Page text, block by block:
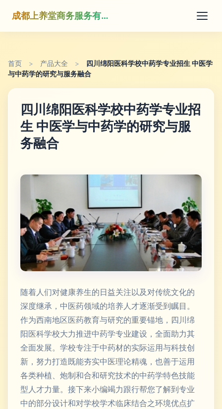
成都上养堂商务服务有限公司
首页 > 产品大全 >
四川绵阳医科学校中药学专业招生 中医学
与中药学的研究与服务融合
四川绵阳医科学校中药学专业招
生 中医学与中药学的研究与服
务融合
随着人们对健康养生的日益关注以及对传统文化的
深度继承，中医药领域的培养人才逐渐受到瞩目。
作为西南地区医药教育与研究的重要锚地，四川绵
阳医科学校大力推进中药学专业建设，全面助力其
全面发展。学校专注于中药材的实际运用与科技创
新，努力打造既能夯实中医理论精魂，也善于运用
各类种植、炮制和合和研究技术的中药学特色技能
型人才力量。接下来小编竭力跟行帮您了解到专业
中的部分设计和对学校学术临床结合之环境优点扩